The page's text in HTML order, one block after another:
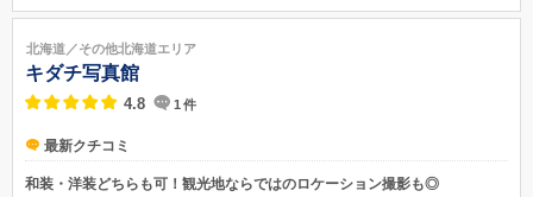
北海道函館市大町2-9
北海道／その他北海道エリア
キダチ写真館
4.8 1 件
最新クチコミ
和装・洋装どちらも可！観光地ならではのロケーション撮影も◎